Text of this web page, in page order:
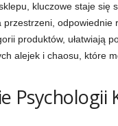
kluczowe staje się
odpowiednie
produktów, ułatwiają
alejek i chaosu, które